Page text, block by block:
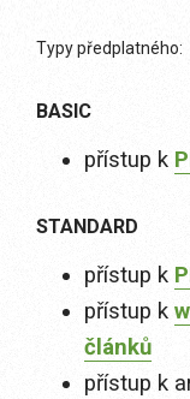
Typy předplatného:
BASIC
přístup k
STANDARD
přístup k
přístup k
článků
přístup k